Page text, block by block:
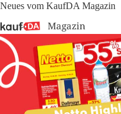
Neues vom KaufDA Magazin